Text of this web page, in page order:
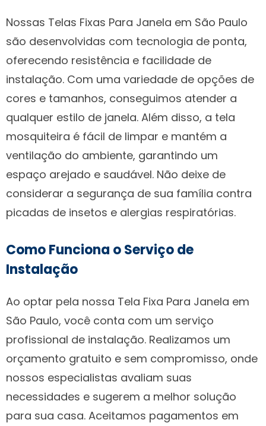
Nossas Telas Fixas Para Janela em São Paulo
são desenvolvidas com tecnologia de ponta,
oferecendo resistência e facilidade de
instalação. Com uma variedade de opções de
cores e tamanhos, conseguimos atender a
qualquer estilo de janela. Além disso, a tela
mosquiteira é fácil de limpar e mantém a
ventilação do ambiente, garantindo um
espaço arejado e saudável. Não deixe de
considerar a segurança de sua família contra
picadas de insetos e alergias respiratórias.
Como Funciona o Serviço de
Instalação
Ao optar pela nossa Tela Fixa Para Janela em
São Paulo, você conta com um serviço
profissional de instalação. Realizamos um
orçamento gratuito e sem compromisso, onde
nossos especialistas avaliam suas
necessidades e sugerem a melhor solução
para sua casa. Aceitamos pagamentos em